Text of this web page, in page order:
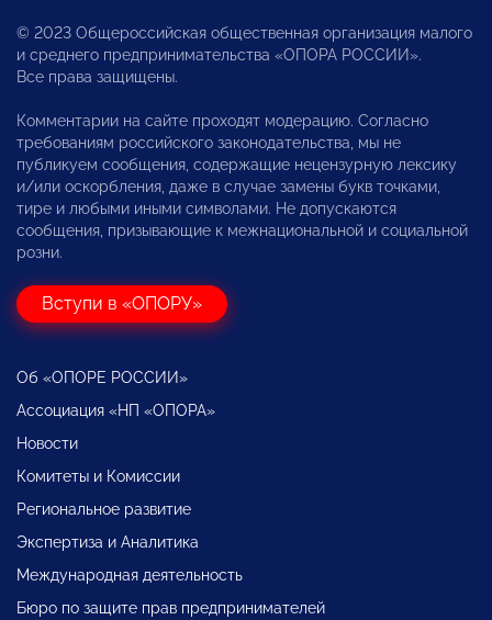
© 2023 Общероссийская общественная организация малого
и среднего предпринимательства «ОПОРА РОССИИ».
Все права защищены.
Комментарии на сайте проходят модерацию. Согласно
требованиям российского законодательства, мы не
публикуем сообщения, содержащие нецензурную лексику
и/или оскорбления, даже в случае замены букв точками,
тире и любыми иными символами. Не допускаются
сообщения, призывающие к межнациональной и социальной
розни.
Вступи в «ОПОРУ»
Об «ОПОРЕ РОССИИ»
Ассоциация «НП «ОПОРА»
Новости
Комитеты и Комиссии
Региональное развитие
Экспертиза и Аналитика
Международная деятельность
Бюро по защите прав предпринимателей